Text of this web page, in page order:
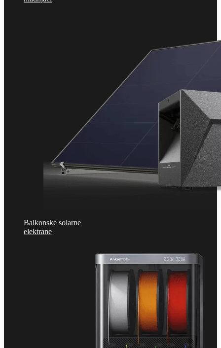
Balkonske solarne
elektrane